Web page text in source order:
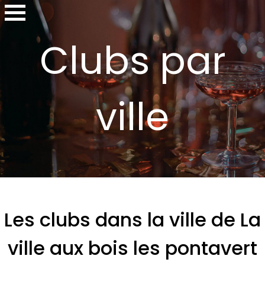
Clubs par
ville
Les clubs dans la ville de La
ville aux bois les pontavert